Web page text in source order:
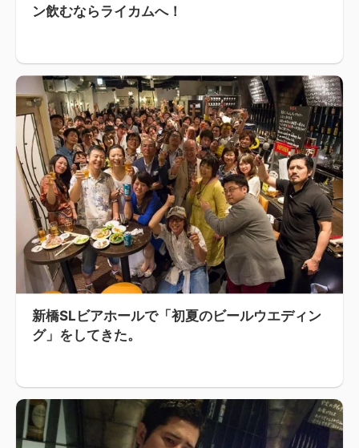
ン飲むならライカムへ！
新橋SLビアホールで「初夏のビールウエディン
グ」をしてきた。